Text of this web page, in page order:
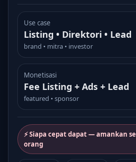
Use case
Listing • Direktori • Lead
brand • mitra • investor
Monetisasi
Fee Listing + Ads + Lead
featured • sponsor
⚡ Siapa cepat dapat — amankan
orang